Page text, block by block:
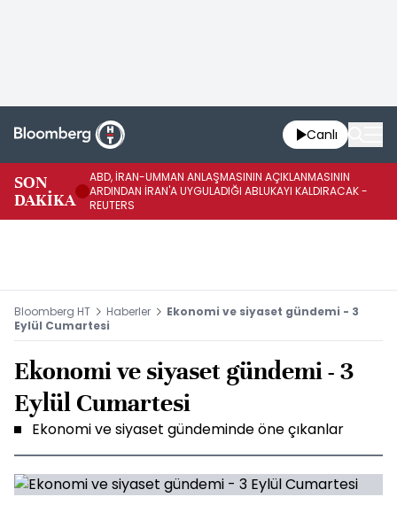
Canlı
SON
DAKİKA
ABD, İRAN-UMMAN ANLAŞMASININ AÇIKLANMASININ
ARDINDAN İRAN'A UYGULADIĞI ABLUKAYI KALDIRACAK -
REUTERS
Bloomberg HT Haberler
Ekonomi ve siyaset gündemi - 3
Eylül Cumartesi
Ekonomi ve siyaset gündemi - 3
Eylül Cumartesi
Ekonomi ve siyaset gündeminde öne çıkanlar